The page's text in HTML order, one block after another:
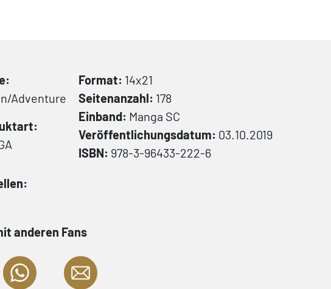
Adventure
Format: 14x21
Seitenanzahl: 178
Einband: Manga SC
Veröffentlichungsdatum: 03.10.2019
ISBN: 978-3-96433-222-6
anderen Fans